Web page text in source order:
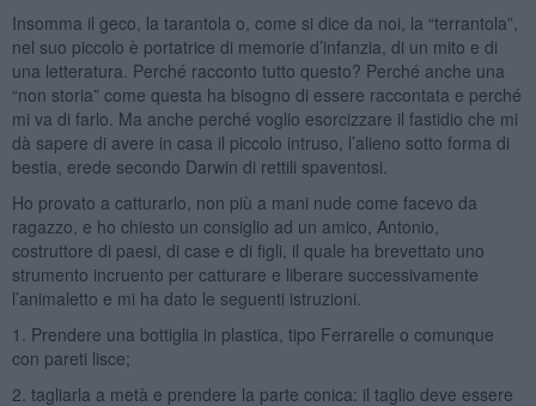
Insomma il geco, la tarantola o, come si dice da noi, la “terrantola”,
nel suo piccolo è portatrice di memorie d’infanzia, di un mito e di
una letteratura. Perché racconto tutto questo? Perché anche una
“non storia” come questa ha bisogno di essere raccontata e perché
mi va di farlo. Ma anche perché voglio esorcizzare il fastidio che mi
dà sapere di avere in casa il piccolo intruso, l’alieno sotto forma di
bestia, erede secondo Darwin di rettili spaventosi.
Ho provato a catturarlo, non più a mani nude come facevo da
ragazzo, e ho chiesto un consiglio ad un amico, Antonio,
costruttore di paesi, di case e di figli, il quale ha brevettato uno
strumento incruento per catturare e liberare successivamente
l’animaletto e mi ha dato le seguenti istruzioni.
1. Prendere una bottiglia in plastica, tipo Ferrarelle o comunque
con pareti lisce;
2. tagliarla a metà e prendere la parte conica: il taglio deve essere